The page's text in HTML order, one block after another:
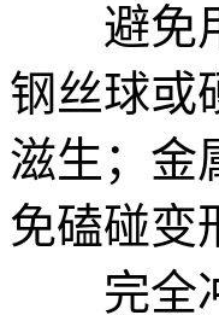
避免用
钢丝球或
滋生；金
免磕碰变
完全冲